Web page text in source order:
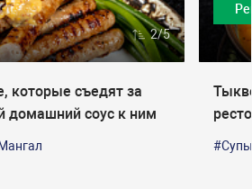
2/5
которые съедят за
домашний соус к ним
#Супы